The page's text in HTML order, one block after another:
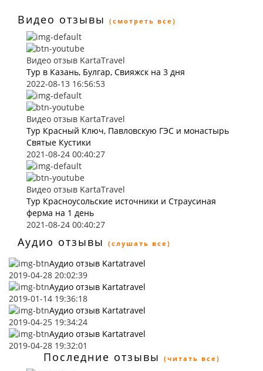
Видео отзывы (смотреть все)
Видео отзыв KartaTravel
Тур в Казань, Булгар, Свияжск на 3 дня
2022-08-13 16:56:53
Видео отзыв KartaTravel
Тур Красный Ключ, Павловскую ГЭС и монастырь
Святые Кустики
2021-08-24 00:40:27
Видео отзыв KartaTravel
Тур Красноусольские источники и Страусиная
ферма на 1 день
2021-08-24 00:40:27
Аудио отзывы (слушать все)
Аудио отзыв Kartatravel
2019-04-28 20:02:39
Аудио отзыв Kartatravel
2019-01-14 19:36:18
Аудио отзыв Kartatravel
2019-04-25 19:34:24
Аудио отзыв Kartatravel
2019-04-28 19:32:01
Последние отзывы (читать все)